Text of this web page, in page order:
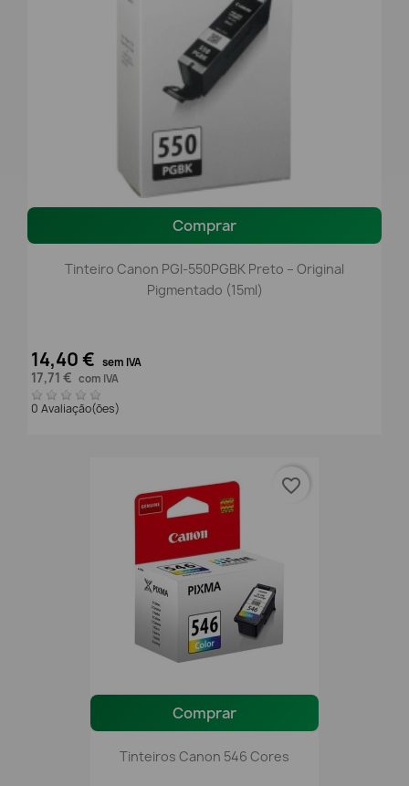
Comprar
Tinteiro Canon PGI-550PGBK Preto – Original
Pigmentado (15ml)
14,40 € sem IVA
17,71 € com IVA
0 Avaliação(ões)
Comprar
Tinteiros Canon 546 Cores
favorite_border